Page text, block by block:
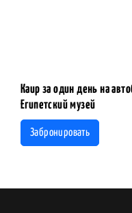
Каир за один день на
Египетский музей
Забронировать